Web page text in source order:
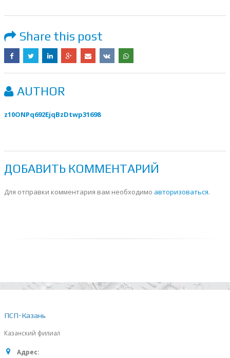
Share this post
AUTHOR
z10ONPq692EjqBzDtwp31698
ДОБАВИТЬ КОММЕНТАРИЙ
Для отправки комментария вам необходимо авторизоваться.
ПСП-Казань
Казанский филиал
Адрес: